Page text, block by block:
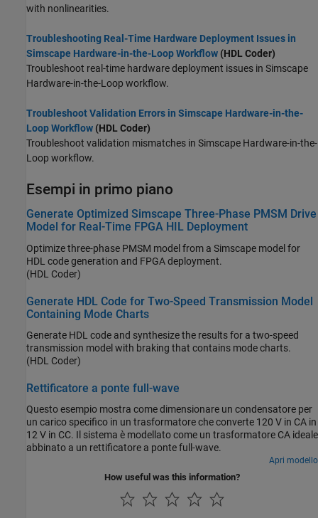
with nonlinearities.
Troubleshooting Real-Time Hardware Deployment Issues in
Simscape Hardware-in-the-Loop Workflow (HDL Coder)
Troubleshoot real-time hardware deployment issues in Simscape
Hardware-in-the-Loop workflow.
Troubleshoot Validation Errors in Simscape Hardware-in-the-
Loop Workflow (HDL Coder)
Troubleshoot validation mismatches in Simscape Hardware-in-the-
Loop workflow.
Esempi in primo piano
Generate Optimized Simscape Three-Phase PMSM Drive
Model for Real-Time FPGA HIL Deployment
Optimize three-phase PMSM model from a Simscape model for
HDL code generation and FPGA deployment.
(HDL Coder)
Generate HDL Code for Two-Speed Transmission Model
Containing Mode Charts
Generate HDL code and synthesize the results for a two-speed
transmission model with braking that contains mode charts.
(HDL Coder)
Rettificatore a ponte full-wave
Questo esempio mostra come dimensionare un condensatore per
un carico specifico in un trasformatore che converte 120 V in CA in
12 V in CC. Il sistema è modellato come un trasformatore CA ideale
abbinato a un rettificatore a ponte full-wave.
Apri modello
How useful was this information?